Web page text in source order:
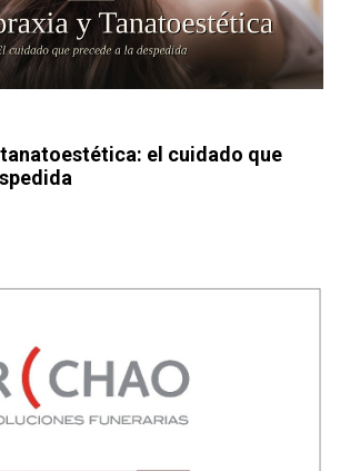
el cuidado que